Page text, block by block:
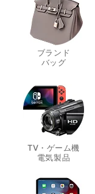
ブランド
バッグ
TV・ゲーム機
電気製品